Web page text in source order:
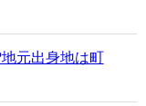
元出身地は町